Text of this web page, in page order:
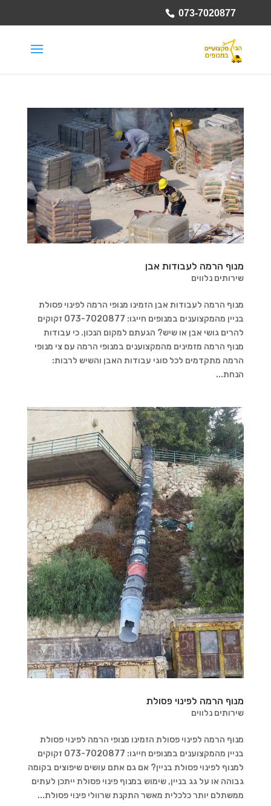
073-7020877
מנוף הרמה לעבודות אבן
שירותים נלווים
מנוף הרמה לעבודות אבן הזמינו מנופי הרמה לפינוי פסולת
בניין מהמקצוענים במנופים חייגו: 073-7020877 זקוקים
להרים גושי אבן או שיש? הגעתם למקום הנכון. כי עבודות
מנוף הרמה מזמינים מהמקצוענים במנופי הרמה עם צי מנופי
הרמה מתקדמים לכל סוגי עבודות האבן והשיש לרבות:
הנחת...
מנוף הרמה לפינוי פסולת
שירותים נלווים
מנוף הרמה לפינוי פסולת הזמינו מנופי הרמה לפינוי פסולת
בניין מהמקצוענים במנופים חייגו: 073-7020877 זקוקים
למנוף לפינוי פסולת בניין? אם גם אתם עושים שיפוצים בקומה
גבוהה או על גג בניין, שימוש במנוף פינוי פסולת ייתכן לעתים
ממשתלם יותר כלכלית מאשר התקנת שרוולי פינוי פסולת...